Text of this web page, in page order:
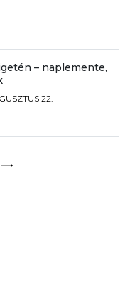
– naplemente,
22.